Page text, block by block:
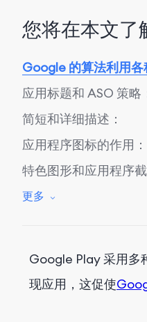
您将在本文了
Google 的算法利用各
应用标题和 ASO 策略
简短和详细描述：
应用程序图标的作用：
特色图形和应用程序截
应用宣传视频：
更多
Google Play 采用多
现应用，这促使